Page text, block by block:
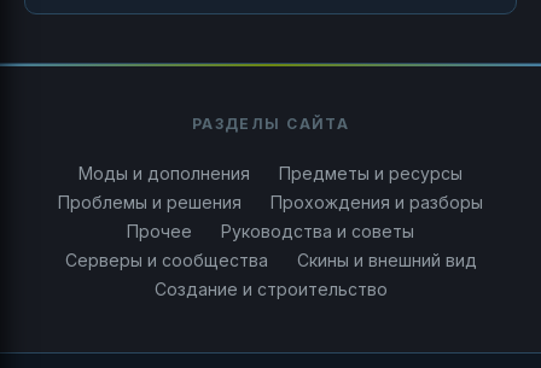
РАЗДЕЛЫ САЙТА
Моды и дополнения
Предметы и ресурсы
Проблемы и решения
Прохождения и разборы
Прочее
Руководства и советы
Серверы и сообщества
Скины и внешний вид
Создание и строительство